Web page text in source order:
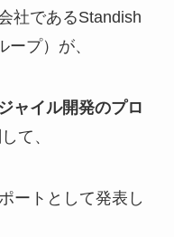
社であるStandish
プ）が、
ャイル開発のプロ
て、
ートとして発表し